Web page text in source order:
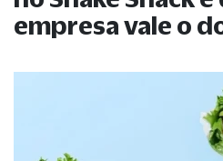
empresa vale o